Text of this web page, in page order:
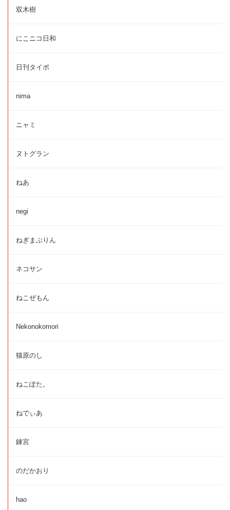
双木樹
にこニコ日和
日刊タイポ
nima
ニャミ
ヌトグラン
ねあ
negi
ねぎまぷりん
ネコサン
ねこぜもん
Nekonokomori
猫原のし
ねこぽた。
ねでぃあ
錬宮
のだかおり
hao